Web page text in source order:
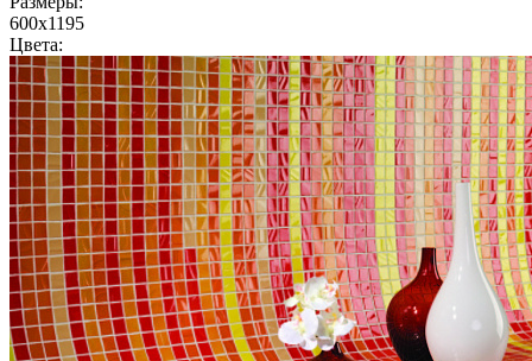
600x1195
Цвета: